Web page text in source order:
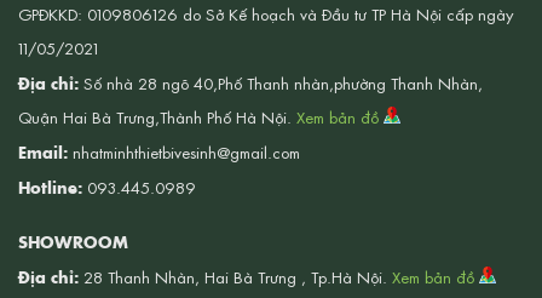
GPĐKKD: 0109806126 do Sở Kế hoạch và Đầu tư TP Hà Nội cấp ngày
11/05/2021
Địa chỉ: Số nhà 28 ngõ 40,Phố Thanh nhàn,phường Thanh Nhàn,
Quận Hai Bà Trưng,Thành Phố Hà Nội. Xem bản đồ
Email: nhatminhthietbivesinh@gmail.com
Hotline: 093.445.0989
SHOWROOM
Địa chỉ: 28 Thanh Nhàn, Hai Bà Trưng , Tp.Hà Nội. Xem bản đồ